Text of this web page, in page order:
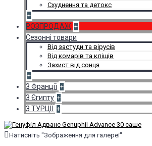
Схуднення та детокс
+
РОЗПРОДАЖ +
Сезонні товари
Від застуди та вірусів
Від комарів та кліщів
Захист від сонця
+
З Франції +
З Єгипту +
З ТУРЦІЇ +
Натисніть "Зображення для галереї"